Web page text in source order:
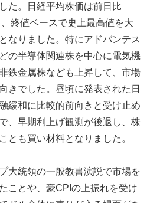
た。日経平均株価は前日比
終値ベースで史上最高値を大
なりました。特にアドバンテス
の半導体関連株を中心に電気機
鉄金属株なども上昇して、市場
きでした。昼頃に発表された日
緩和に比較的前向きと受け止め
、早期利上げ観測が後退し、株
とも買い材料となりました。
大統領の一般教書演説で市場を
ことや、豪CPIの上振れを受け